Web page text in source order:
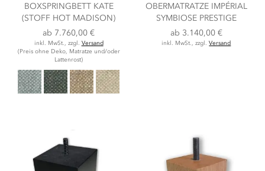
BOXSPRINGBETT KATE
(STOFF HOT MADISON)
ab 7.760,00 €
inkl. MwSt., zzgl. Versand
(Preis ohne Deko, Matratze und/oder
Lattenrost)
OBERMATRATZE IMPÉRIAL
SYMBIOSE PRESTIGE
ab 3.140,00 €
inkl. MwSt., zzgl.Versand